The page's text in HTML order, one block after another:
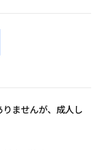
ませんが、成人し